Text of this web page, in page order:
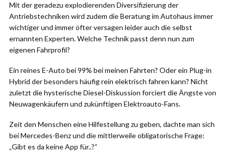
Mit der geradezu explodierenden Diversifizierung der
Antriebstechniken wird zudem die Beratung im Autohaus immer
wichtiger und immer öfter versagen leider auch die selbst
ernannten Experten. Welche Technik passt denn nun zum
eigenen Fahrprofil?
Ein reines E-Auto bei 99% bei meinen Fahrten? Oder ein Plug-in
Hybrid der besonders häufig rein elektrisch fahren kann? Nicht
zuletzt die hysterische Diesel-Diskussion forciert die Ängste von
Neuwagenkäufern und zukünftigen Elektroauto-Fans.
Zeit den Menschen eine Hilfestellung zu geben, dachte man sich
bei Mercedes-Benz und die mittlerweile obligatorische Frage:
„Gibt es da keine App für..?“